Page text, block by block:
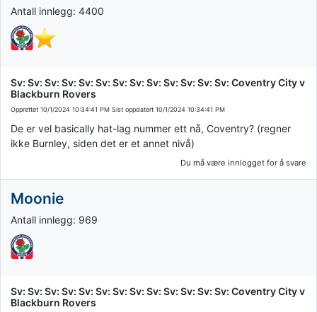
Antall innlegg: 4400
Sv: Sv: Sv: Sv: Sv: Sv: Sv: Sv: Sv: Sv: Sv: Sv: Sv: Coventry City v
Blackburn Rovers
Opprettet 10/1/2024 10:34:41 PM Sist oppdatert 10/1/2024 10:34:41 PM
De er vel basically hat-lag nummer ett nå, Coventry? (regner
ikke Burnley, siden det er et annet nivå)
Du må være innlogget for å svare
Moonie
Antall innlegg: 969
Sv: Sv: Sv: Sv: Sv: Sv: Sv: Sv: Sv: Sv: Sv: Sv: Sv: Coventry City v
Blackburn Rovers